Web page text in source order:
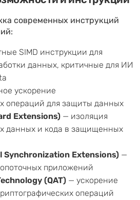
современных инструкций
SIMD инструкции для
данных, критичные для ИИ
ускорение
операций для защиты данных
Extensions) — изоляция
данных и кода в защищенных
Synchronization Extensions) —
приложений
(QAT) — ускорение
операций